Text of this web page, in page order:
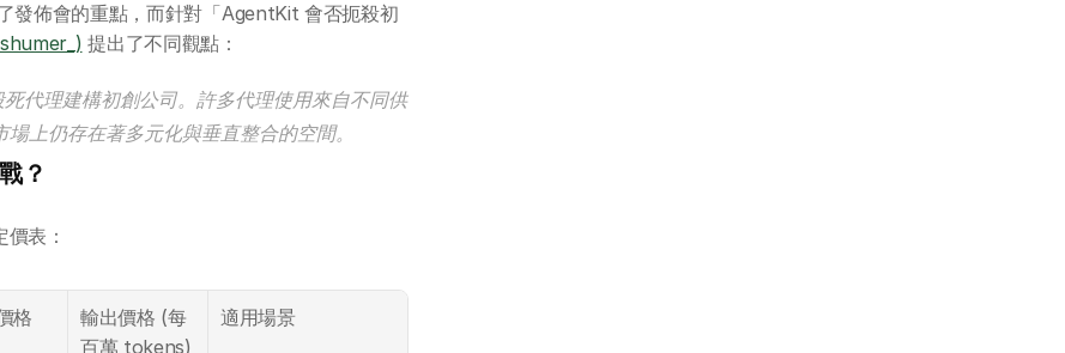
發佈會的重點，而針對「AgentKit 會否扼殺初
提出了不同觀點：
代理建構初創公司。許多代理使用來自不同供
上仍存在著多元化與垂直整合的空間。
？
價表：
格
輸出價格 (每
百萬 tokens)
適用場景